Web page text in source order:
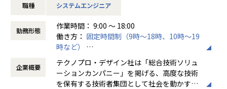
【業務内容】
部品は、エンジン、吸排気部品、パワートレイン、ドライブ
トレイン、ボデー、モーター、アクセサリー関連など多種多
様になります。
【テクノプロ・デザイン社について】
当社は年間売上が1,600億円を超える国内最大の技術ソリュ
職種 システムエンジニア
勤務形態
作業時間： 9:00 ～ 18:00
働き方： 固定時間制（9時～18時、10時～19
時など）
時間外労働の有無： 有（月平均20時間）
休憩時間： 60分
企業概要
テクノプロ・デザイン社は「総合技術ソリュ
ーションカンパニー」を掲げる、高度な技術
を保有する技術者集団として社会を動かすこ